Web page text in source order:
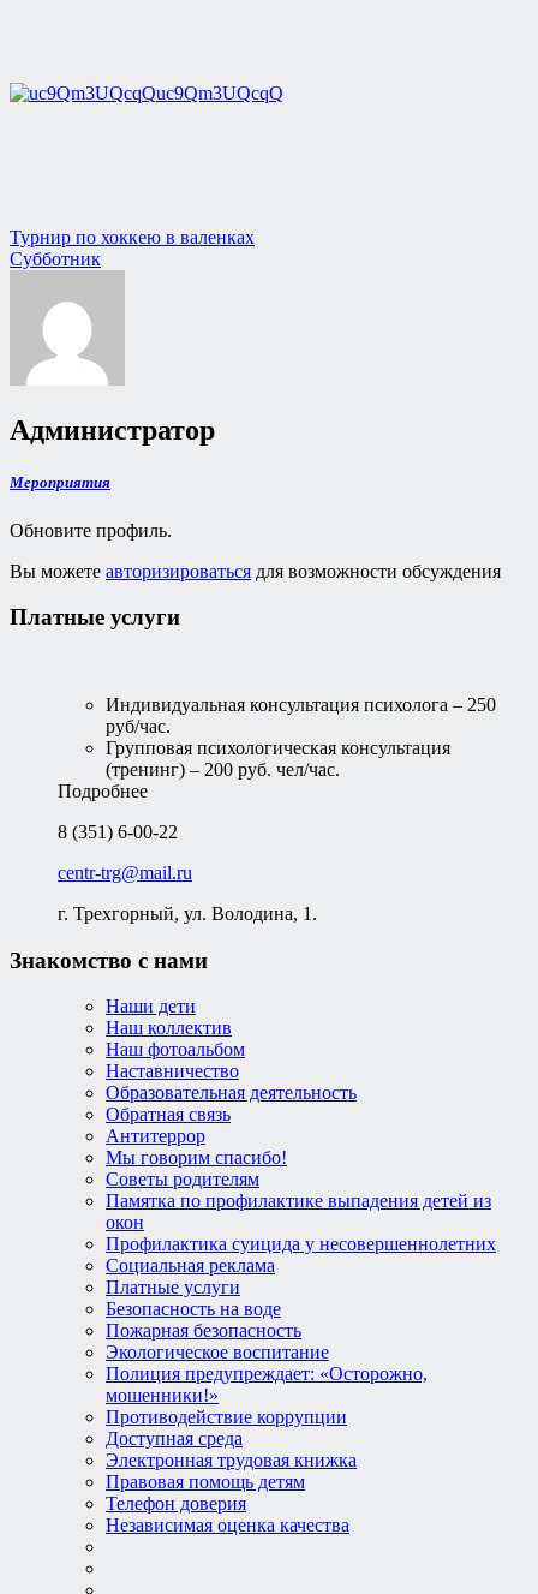
uc9Qm3UQcqQ
Навигация
по
записям
Турнир по хоккею в валенках
Субботник
Администратор
Мероприятия
Обновите профиль.
Вы можете авторизироваться для возможности обсуждения
Платные услуги
Индивидуальная консультация психолога – 250
руб/час.
Групповая психологическая консультация
(тренинг) – 200 руб. чел/час.
Подробнее
8 (351) 6-00-22
centr-trg@mail.ru
г. Трехгорный, ул. Володина, 1.
Знакомство с нами
Наши дети
Наш коллектив
Наш фотоальбом
Наставничество
Образовательная деятельность
Обратная связь
Антитеррор
Мы говорим спасибо!
Советы родителям
Памятка по профилактике выпадения детей из
окон
Профилактика суицида у несовершеннолетних
Социальная реклама
Платные услуги
Безопасность на воде
Пожарная безопасность
Экологическое воспитание
Полиция предупреждает: «Осторожно,
мошенники!»
Противодействие коррупции
Доступная среда
Электронная трудовая книжка
Правовая помощь детям
Телефон доверия
Независимая оценка качества